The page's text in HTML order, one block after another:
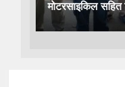
मोटरसाइकिल सहित